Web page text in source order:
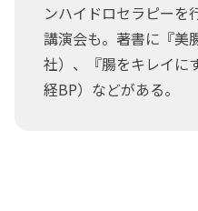
ンハイドロセラピーを
講演会も。著書に『美
社）、『腸をキレイ
経BP）などがある。